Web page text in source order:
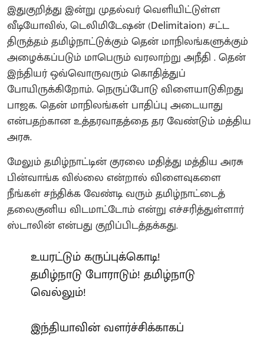
இதுகுறித்து இன்று முதல்வர் வெளியிட்டுள்ள
வீடியோவில், டெலிமிடேஷன் (Delimitaion) சட்ட
திருத்தம் தமிழ்நாட்டுக்கும் தென் மாநிலங்களுக்கும்
அழைக்கப்படும் மாபெரும் வரலாற்று அநீதி . தென்
இந்தியர் ஒவ்வொருவரும் கொதித்துப்
போயிருக்கிறோம். நெருப்போடு விளையாடுகிறது
பாஜக. தென் மாநிலங்கள் பாதிப்பு அடையாது
என்பதற்கான உத்தரவாதத்தை தர வேண்டும் மத்திய
அரசு.
மேலும் தமிழ்நாட்டின் குரலை மதித்து மத்திய அரசு
பின்வாங்க வில்லை என்றால் விளைவுகளை
நீங்கள் சந்திக்க வேண்டி வரும் தமிழ்நாட்டைத்
தலைகுனிய விடமாட்டோம் என்று எச்சரித்துள்ளார்
ஸ்டாலின் என்பது குறிப்பிடத்தக்கது.
உயரட்டும் கருப்புக்கொடி!
தமிழ்நாடு போராடும்! தமிழ்நாடு
வெல்லும்!
இந்தியாவின் வளர்ச்சிக்காகப்